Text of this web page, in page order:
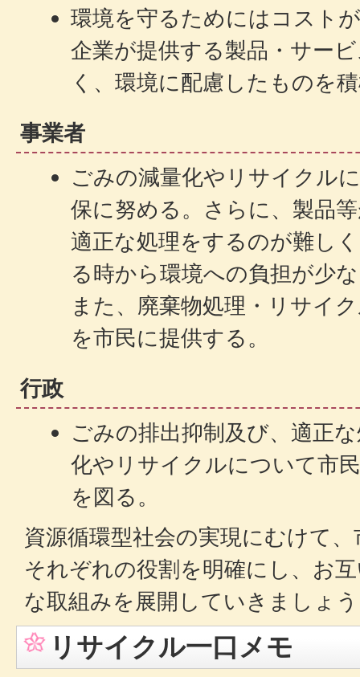
環境を守るためにはコスト
企業が提供する製品・サー
く、環境に配慮したものを
事業者
ごみの減量化やリサイクル
保に努める。さらに、製品
適正な処理をするのが難し
る時から環境への負担が少
また、廃棄物処理・リサイ
を市民に提供する。
行政
ごみの排出抑制及び、適正
化やリサイクルについて市
を図る。
資源循環型社会の実現にむけて
それぞれの役割を明確にし、お
な取組みを展開していきましょ
リサイクル一口メモ